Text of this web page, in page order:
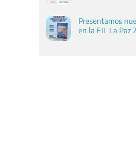
Presentamos
en la FIL La Paz